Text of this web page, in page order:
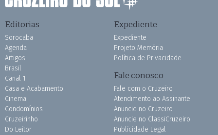
Editorias
Sorocaba
Agenda
Artigos
Brasil
Canal 1
Casa e Acabamento
Cinema
Condomínios
Cruzeirinho
Do Leitor
Expediente
Expediente
Projeto Memória
Política de Privacidade
Fale conosco
Fale com o Cruzeiro
Atendimento ao Assinante
Anuncie no Cruzeiro
Anuncie no ClassiCruzeiro
Publicidade Legal